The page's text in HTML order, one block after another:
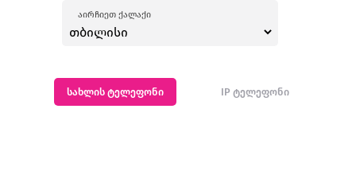
აირჩიეთ ქალაქი
სახლის ტელეფონი IP ტელეფონი